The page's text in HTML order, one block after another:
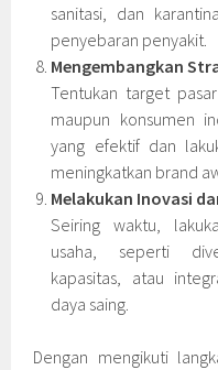
sanitasi, dan
penyebaran penyakit.
Mengembangkan
Tentukan target
maupun konsumen
yang efektif dan
meningkatkan brand
Melakukan Inovasi
Seiring waktu,
usaha, seperti
kapasitas, atau
daya saing.
Dengan mengikuti